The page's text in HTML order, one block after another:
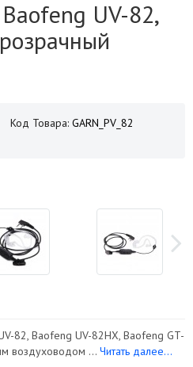
UV-82,
Код Товара: GARN_PV_82
82, Baofeng UV-82HX, Baofeng GT-
воздуховодом ... Читать далее...